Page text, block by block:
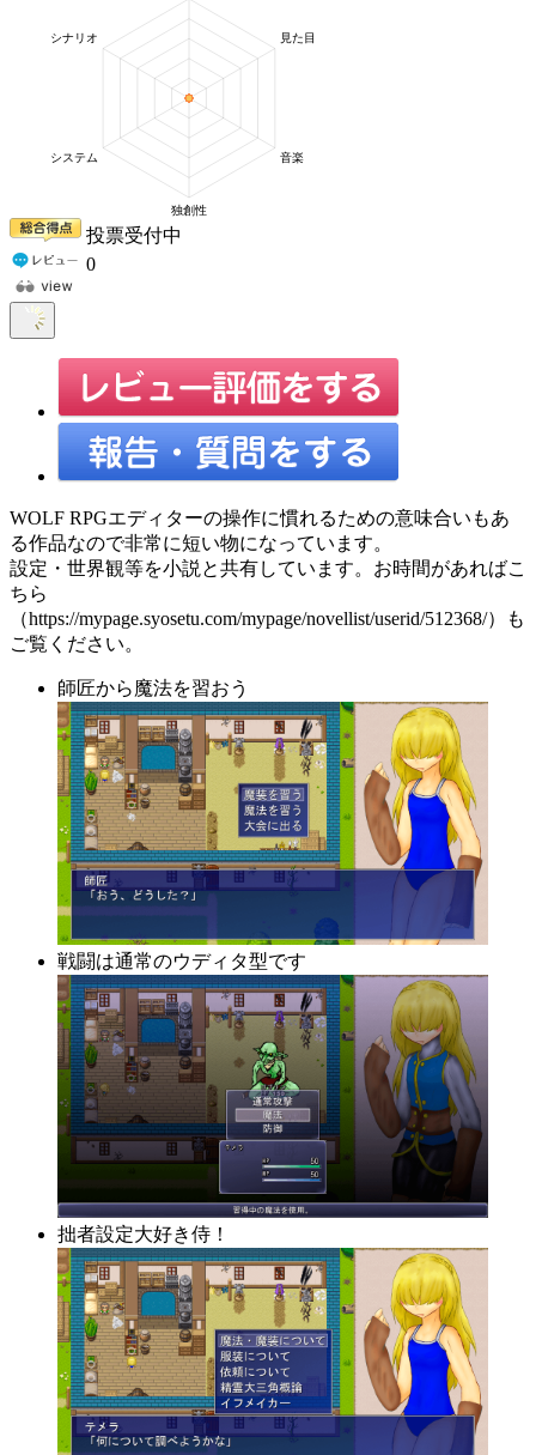
投票受付中
0
WOLF RPGエディターの操作に慣れるための意味合いもあ
る作品なので非常に短い物になっています。
設定・世界観等を小説と共有しています。お時間があればこ
ちら
（https://mypage.syosetu.com/mypage/novellist/userid/512368/）も
ご覧ください。
師匠から魔法を習おう
戦闘は通常のウディタ型です
拙者設定大好き侍！